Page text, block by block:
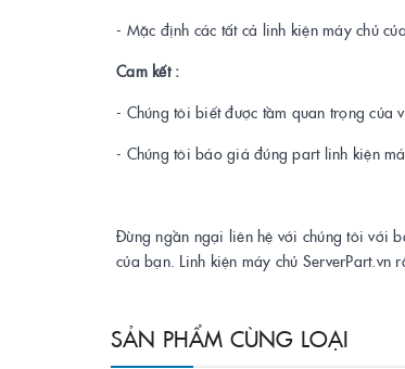
- Mặc định các tất cả linh kiện máy chủ
Cam kết :
- Chúng tôi biết được tầm quan trọng của
- Chúng tôi báo giá đúng part linh kiện
Đừng ngần ngại liên hệ với chúng tôi với
của bạn. Linh kiện máy chủ ServerPart.vn
SẢN PHẨM CÙNG LOẠI